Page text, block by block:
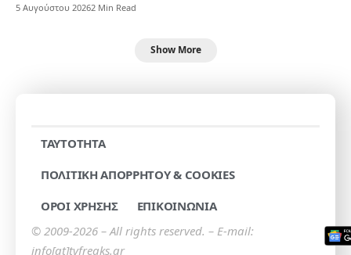
5 Αυγούστου 20262 Min Read
Show More
TAYTOTHTA
ΠΟΛΙΤΙΚΗ ΑΠΟΡΡΗΤΟΥ & COOKIES
ΟΡΟΙ ΧΡΗΣΗΣ
ΕΠΙΚΟΙΝΩΝΙΑ
© 2009-2026 – All rights reserved. – E-mail:
info[at]tvfreaks.gr